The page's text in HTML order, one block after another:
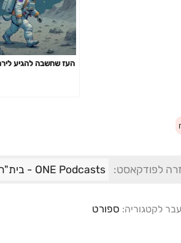
העז שחשבה להגיע
לפודקאסט: ONE Podcasts - בית"ר ירושלים
לקטגוריה: ספורט